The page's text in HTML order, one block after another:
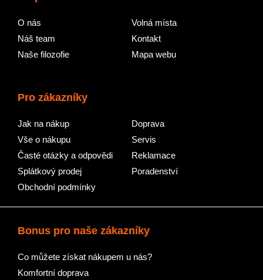
O nás
Náš team
Naše filozofie
Volná místa
Kontakt
Mapa webu
Pro zákazníky
Jak na nákup
Vše o nákupu
Časté otázky a odpovědi
Splátkový prodej
Obchodní podmínky
Doprava
Servis
Reklamace
Poradenství
Bonus pro naše zákazníky
Co můžete získat nákupem u nás?
Komfortní doprava